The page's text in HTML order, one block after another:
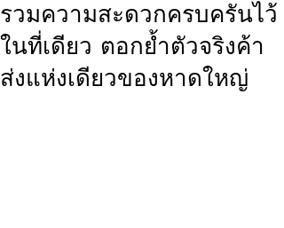
รวมความสะดวกครบครันไว้
ในที่เดียว ตอกย้ำตัวจริงค้า
ส่งแห่งเดียวของหาดใหญ่